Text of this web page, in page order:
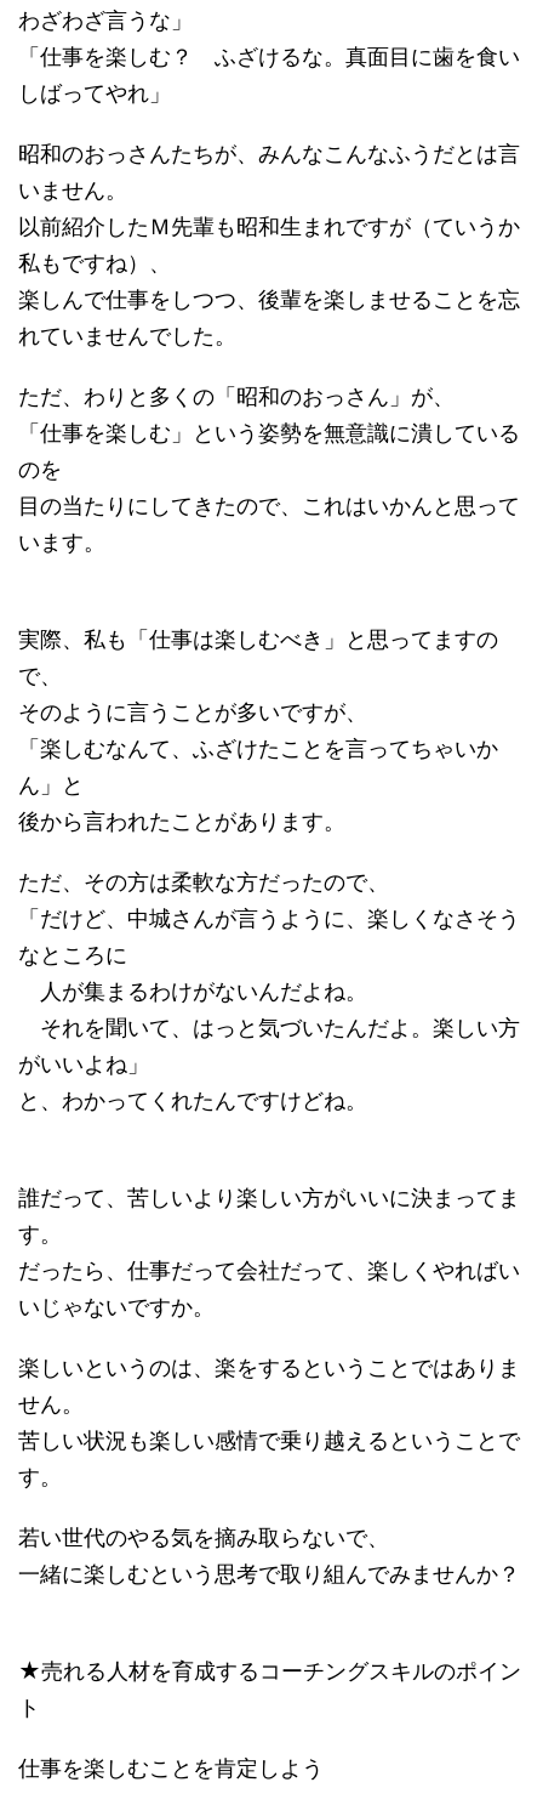
わざわざ言うな」
「仕事を楽しむ？ ふざけるな。真面目に歯を食い
しばってやれ」
昭和のおっさんたちが、みんなこんなふうだとは言
いません。
以前紹介したＭ先輩も昭和生まれですが（ていうか
私もですね）、
楽しんで仕事をしつつ、後輩を楽しませることを忘
れていませんでした。
ただ、わりと多くの「昭和のおっさん」が、
「仕事を楽しむ」という姿勢を無意識に潰している
のを
目の当たりにしてきたので、これはいかんと思って
います。
実際、私も「仕事は楽しむべき」と思ってますの
で、
そのように言うことが多いですが、
「楽しむなんて、ふざけたことを言ってちゃいか
ん」と
後から言われたことがあります。
ただ、その方は柔軟な方だったので、
「だけど、中城さんが言うように、楽しくなさそう
なところに
人が集まるわけがないんだよね。
それを聞いて、はっと気づいたんだよ。楽しい方
がいいよね」
と、わかってくれたんですけどね。
誰だって、苦しいより楽しい方がいいに決まってま
す。
だったら、仕事だって会社だって、楽しくやればい
いじゃないですか。
楽しいというのは、楽をするということではありま
せん。
苦しい状況も楽しい感情で乗り越えるということで
す。
若い世代のやる気を摘み取らないで、
一緒に楽しむという思考で取り組んでみませんか？
★売れる人材を育成するコーチングスキルのポイン
ト
仕事を楽しむことを肯定しよう